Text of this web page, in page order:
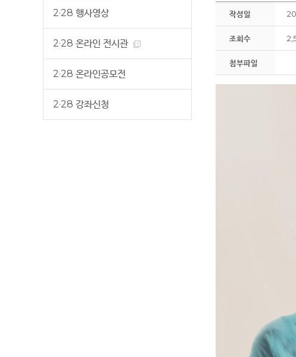
2·28 행사영상
2·28 온라인 전시관
2·28 온라인공모전
2·28 강좌신청
작성일
조회수
첨부파일